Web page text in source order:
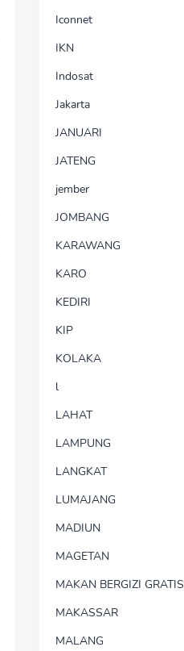
Iconnet
IKN
Indosat
Jakarta
JANUARI
JATENG
jember
JOMBANG
KARAWANG
KARO
KEDIRI
KIP
KOLAKA
l
LAHAT
LAMPUNG
LANGKAT
LUMAJANG
MADIUN
MAGETAN
MAKAN BERGIZI GRATIS
MAKASSAR
MALANG